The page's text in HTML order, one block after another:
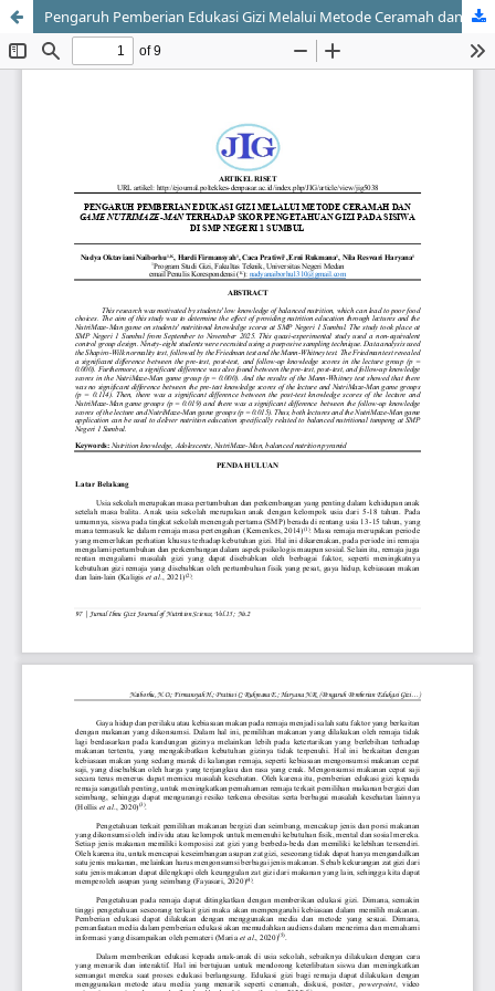
Pengaruh Pemberian Edukasi Gizi Melalui Metode Ceramah dan Game NutriMaze-Man Terhadap Skor Pengetahuan Gizi pada Siswa SMP Negeri 1 Sumbul.